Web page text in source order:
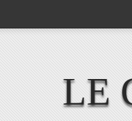
LE